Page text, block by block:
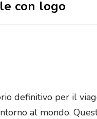
con logo
definitivo per il
al mondo.